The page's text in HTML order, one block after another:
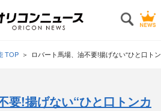
TOP ロバート馬場、油不要!揚げない“ひと口ト
要!揚げない“ひと口トンカ